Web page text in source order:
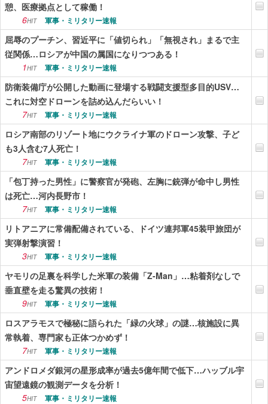
憩、医療拠点として稼働！
6HIT 軍事・ミリタリー速報
屈辱のプーチン、習近平に「値切られ」「無視され」まるで主
従関係…ロシアが中国の属国になりつつある！
1HIT 軍事・ミリタリー速報
防衛装備庁が公開した動画に登場する戦闘支援型多目的USV…
これに対空ドローンを詰め込んだらいい！
7HIT 軍事・ミリタリー速報
ロシア南部のリゾート地にウクライナ軍のドローン攻撃、子ど
も3人含む7人死亡！
7HIT 軍事・ミリタリー速報
「包丁持った男性」に警察官が発砲、左胸に銃弾が命中し男性
は死亡…河内長野市！
7HIT 軍事・ミリタリー速報
リトアニアに常備配備されている、ドイツ連邦軍45装甲旅団が
実弾射撃演習！
3HIT 軍事・ミリタリー速報
ヤモリの足裏を科学した米軍の装備「Z-Man」…粘着剤なしで
垂直壁を走る驚異の技術！
9HIT 軍事・ミリタリー速報
ロスアラモスで極秘に語られた「緑の火球」の謎…核施設に異
常執着、専門家も正体つかめず！
7HIT 軍事・ミリタリー速報
アンドロメダ銀河の星形成率が過去5億年間で低下…ハッブル宇
宙望遠鏡の観測データを分析！
5HIT 軍事・ミリタリー速報